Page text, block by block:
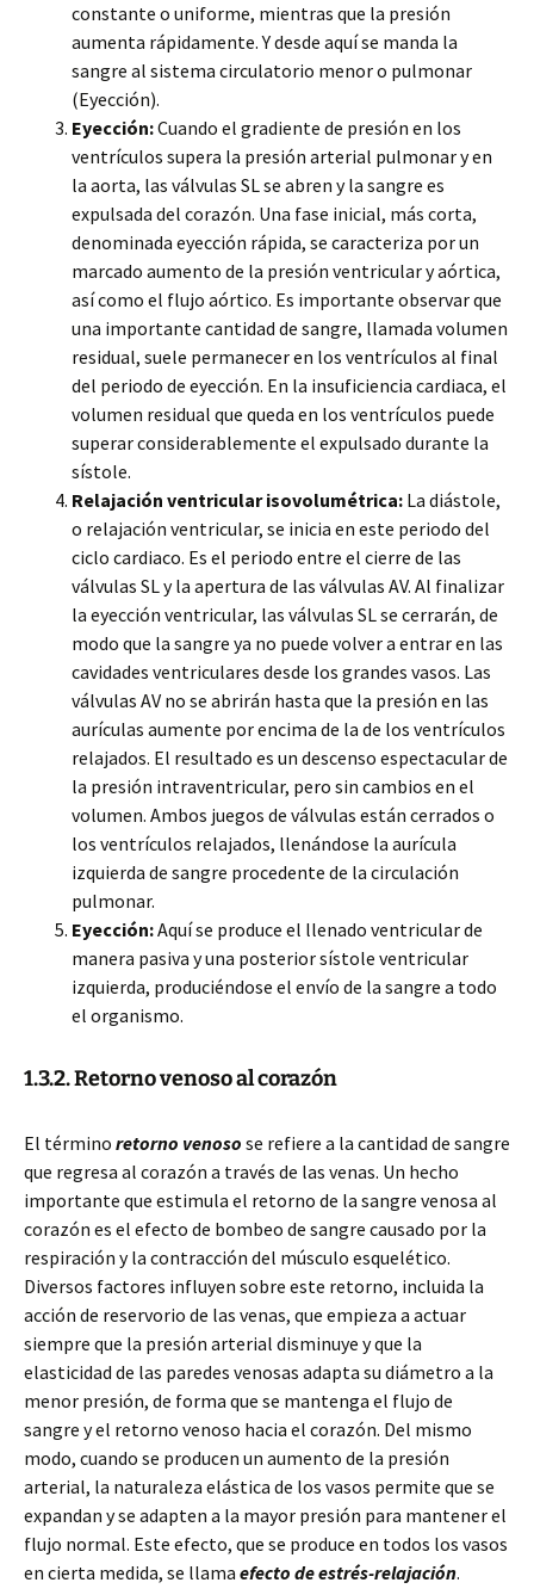
constante o uniforme, mientras que la presión
aumenta rápidamente. Y desde aquí se manda la
sangre al sistema circulatorio menor o pulmonar
(Eyección).
Eyección:Cuando el gradiente de presión en los
ventrículos supera la presión arterial pulmonar y en
la aorta, las válvulas SL se abren y la sangre es
expulsada del corazón. Una fase inicial, más corta,
denominada eyección rápida, se caracteriza por un
marcado aumento de la presión ventricular y aórtica,
así como el flujo aórtico. Es importante observar que
una importante cantidad de sangre, llamada volumen
residual, suele permanecer en los ventrículos al final
del periodo de eyección. En la insuficiencia cardiaca, el
volumen residual que queda en los ventrículos puede
superar considerablemente el expulsado durante la
sístole.
Relajación ventricular isovolumétrica: La diástole,
o relajación ventricular, se inicia en este periodo del
ciclo cardiaco. Es el periodo entre el cierre de las
válvulas SL y la apertura de las válvulas AV. Al finalizar
la eyección ventricular, las válvulas SL se cerrarán, de
modo que la sangre ya no puede volver a entrar en las
cavidades ventriculares desde los grandes vasos. Las
válvulas AV no se abrirán hasta que la presión en las
aurículas aumente por encima de la de los ventrículos
relajados. El resultado es un descenso espectacular de
la presión intraventricular, pero sin cambios en el
volumen. Ambos juegos de válvulas están cerrados o
los ventrículos relajados, llenándose la aurícula
izquierda de sangre procedente de la circulación
pulmonar.
Eyección:Aquí se produce el llenado ventricular de
manera pasiva y una posterior sístole ventricular
izquierda, produciéndose el envío de la sangre a todo
el organismo.
1.3.2. Retorno venoso al corazón
El término retorno venoso se refiere a la cantidad de sangre
que regresa al corazón a través de las venas. Un hecho
importante que estimula el retorno de la sangre venosa al
corazón es el efecto de bombeo de sangre causado por la
respiración y la contracción del músculo esquelético.
Diversos factores influyen sobre este retorno, incluida la
acción de reservorio de las venas, que empieza a actuar
siempre que la presión arterial disminuye y que la
elasticidad de las paredes venosas adapta su diámetro a la
menor presión, de forma que se mantenga el flujo de
sangre y el retorno venoso hacia el corazón. Del mismo
modo, cuando se producen un aumento de la presión
arterial, la naturaleza elástica de los vasos permite que se
expandan y se adapten a la mayor presión para mantener el
flujo normal. Este efecto, que se produce en todos los vasos
en cierta medida, se llama efecto de estrés-relajación.